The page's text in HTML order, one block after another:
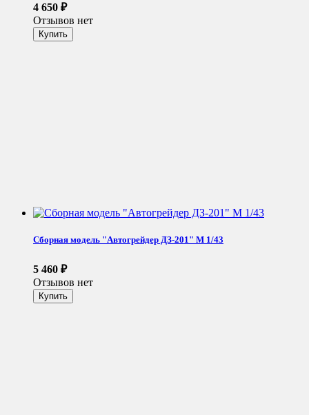
4 650 ₽
Отзывов нет
Сборная модель "Автогрейдер ДЗ-201" М 1/43
5 460 ₽
Отзывов нет